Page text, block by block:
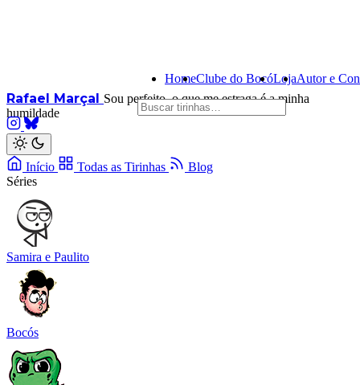
Rafael Marçal Sou perfeito, o que me estraga é a minha
humildade
HomeClube do BocóLojaAutor e
Início Todas as Tirinhas
Blog
Séries
Samira e Paulito
Bocós